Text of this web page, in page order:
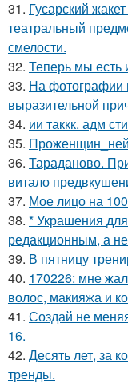
31. Гусарский
театральный
смелости.
32. Теперь мы есть
33. На фотографии
выразительной
34. ии таккк. адм
35.
36. Тараданово.
витало
37. Мое лицо на
38. * Украшения
редакционным, а
39. В пятницу
40. 170226: мне
волос, макияжа и
41. Создай не
16.
42. Десять лет, за
тренды.